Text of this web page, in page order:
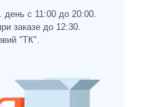
с 11:00 до 20:00.
заказе до 12:30.
"ТК".